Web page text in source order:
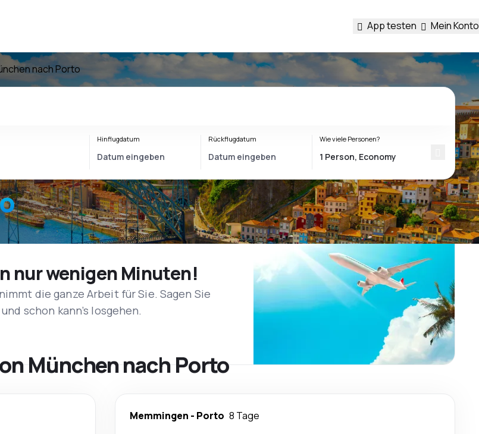
App testen Mein Konto
nach Porto
Hinflugdatum Rückflugdatum Wie viele Personen?
nur wenigen Minuten!
die ganze Arbeit für Sie. Sagen Sie
schon kann’s losgehen.
München nach Porto
Memmingen - Porto 8 Tage